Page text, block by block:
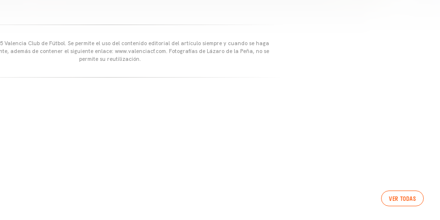
Valencia Club de Fútbol. Se permite el uso del contenido editorial del artículo siempre y cuando se haga
además de contener el siguiente enlace: www.valenciacf.com. Fotografías de Lázaro de la Peña, no se
permite su reutilización.
VER TODAS